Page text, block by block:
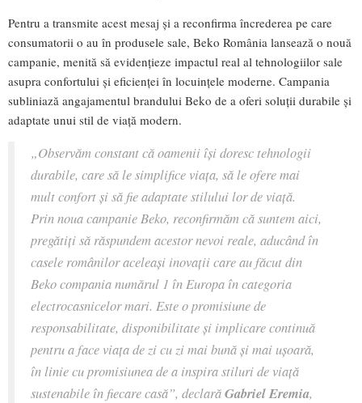
Pentru a transmite acest mesaj și a reconfirma încrederea pe care
consumatorii o au în produsele sale, Beko România lansează o nouă
campanie, menită să evidențieze impactul real al tehnologiilor sale
asupra confortului și eficienței în locuințele moderne. Campania
subliniază angajamentul brandului Beko de a oferi soluții durabile și
adaptate unui stil de viață modern.
„Observăm constant că oamenii își doresc tehnologii
durabile, care să le simplifice viața, să le ofere mai
mult confort și să fie adaptate stilului lor de viață.
Prin noua campanie Beko, reconfirmăm că suntem aici,
pregătiți să răspundem acestor nevoi reale, aducând în
casele românilor aceleași inovații care au făcut din
Beko compania numărul 1 în Europa în categoria
electrocasnicelor mari. Este o promisiune de
responsabilitate, disponibilitate și implicare continuă
pentru a face viața de zi cu zi mai bună și mai ușoară,
în linie cu promisiunea de a inspira stiluri de viață
sustenabile în fiecare casă”, declarăGabriel Eremia,